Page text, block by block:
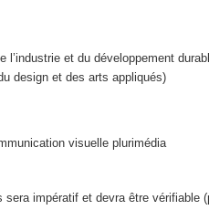
et du développement
design et des arts appliqués)
visuelle plurimédia
impératif et devra être vérifiable